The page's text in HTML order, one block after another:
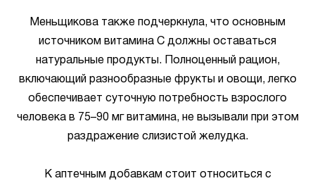
Меньщикова также подчеркнула, что основным
источником витамина С должны оставаться
натуральные продукты. Полноценный рацион,
включающий разнообразные фрукты и овощи, легко
обеспечивает суточную потребность взрослого
человека в 75–90 мг витамина, не вызывали при этом
раздражение слизистой желудка.
К аптечным добавкам стоит относиться с